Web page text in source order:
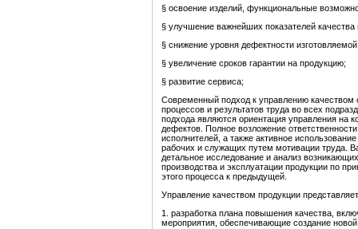
§ освоение изделий, функциональные
§ улучшение важнейших показателей качества
§ снижение уровня дефектности
§ увеличение сроков гарантии на продукцию;
§ развитие сервиса;
Современный подход к управлению качеством
процессов и результатов труда во всех
подхода являются ориентация управления на
дефектов. Полное возложение
исполнителей, а также активное
рабочих и служащих путем мотивации труда.
детальное исследование и анализ
производства и эксплуатации продукции по
этого процесса к предыдущей.
Управление качеством продукции
1. разработка плана повышения качества,
мероприятия, обеспечивающие создание